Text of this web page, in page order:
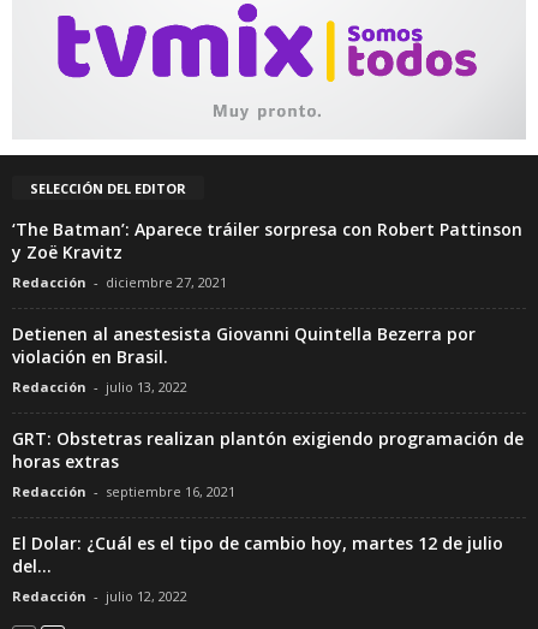
SELECCIÓN DEL EDITOR
‘The Batman’: Aparece tráiler sorpresa con Robert Pattinson
y Zoë Kravitz
Redacción - diciembre 27, 2021
Detienen al anestesista Giovanni Quintella Bezerra por
violación en Brasil.
Redacción - julio 13, 2022
GRT: Obstetras realizan plantón exigiendo programación de
horas extras
Redacción - septiembre 16, 2021
El Dolar: ¿Cuál es el tipo de cambio hoy, martes 12 de julio
del...
Redacción - julio 12, 2022